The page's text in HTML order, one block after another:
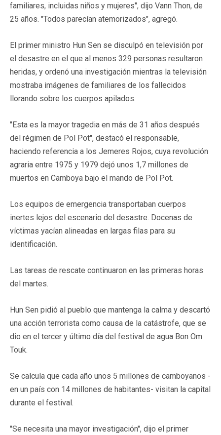
familiares, incluidas niños y mujeres", dijo Vann Thon, de
25 años. "Todos parecían atemorizados", agregó.
El primer ministro Hun Sen se disculpó en televisión por
el desastre en el que al menos 329 personas resultaron
heridas, y ordenó una investigación mientras la televisión
mostraba imágenes de familiares de los fallecidos
llorando sobre los cuerpos apilados.
"Esta es la mayor tragedia en más de 31 años después
del régimen de Pol Pot", destacó el responsable,
haciendo referencia a los Jemeres Rojos, cuya revolución
agraria entre 1975 y 1979 dejó unos 1,7 millones de
muertos en Camboya bajo el mando de Pol Pot.
Los equipos de emergencia transportaban cuerpos
inertes lejos del escenario del desastre. Docenas de
víctimas yacían alineadas en largas filas para su
identificación.
Las tareas de rescate continuaron en las primeras horas
del martes.
Hun Sen pidió al pueblo que mantenga la calma y descartó
una acción terrorista como causa de la catástrofe, que se
dio en el tercer y último día del festival de agua Bon Om
Touk.
Se calcula que cada año unos 5 millones de camboyanos -
en un país con 14 millones de habitantes- visitan la capital
durante el festival.
"Se necesita una mayor investigación", dijo el primer